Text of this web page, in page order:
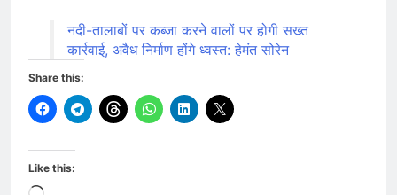
नदी-तालाबों पर कब्जा करने वालों पर होगी सख्त
कार्रवाई, अवैध निर्माण होंगे ध्वस्त: हेमंत सोरेन
Share this:
Like this: